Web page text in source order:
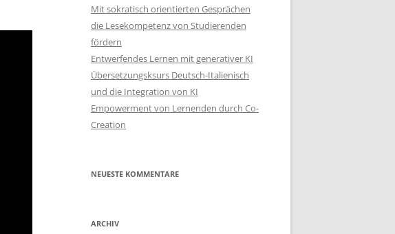
Mit sokratisch orientierten Gesprächen
die Lesekompetenz von Studierenden
fördern
Entwerfendes Lernen mit generativer KI
Übersetzungsksurs Deutsch-Italienisch
und die Integration von KI
Empowerment von Lernenden durch Co-
Creation
NEUESTE KOMMENTARE
ARCHIV